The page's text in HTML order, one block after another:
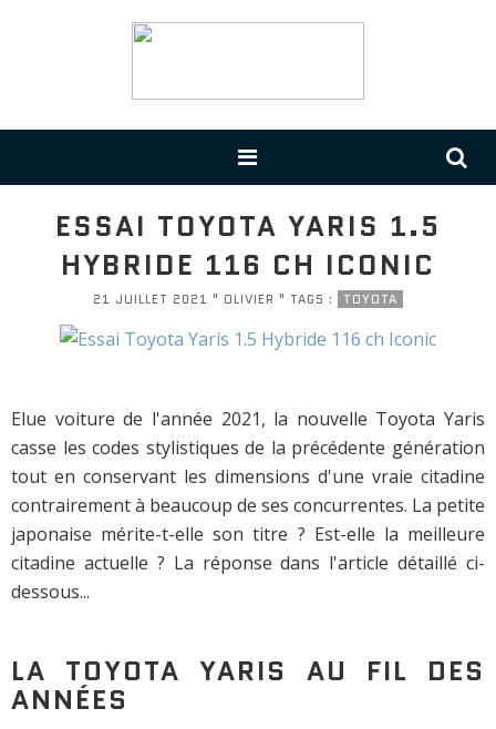
ESSAI TOYOTA YARIS 1.5
HYBRIDE 116 CH ICONIC
21 JUILLET 2021 " OLIVIER " TAGS : TOYOTA
Elue voiture de l'année 2021, la nouvelle Toyota Yaris
casse les codes stylistiques de la précédente génération
tout en conservant les dimensions d'une vraie citadine
contrairement à beaucoup de ses concurrentes. La petite
japonaise mérite-t-elle son titre ? Est-elle la meilleure
citadine actuelle ? La réponse dans l'article détaillé ci-
dessous...
LA TOYOTA YARIS AU FIL DES
ANNÉES